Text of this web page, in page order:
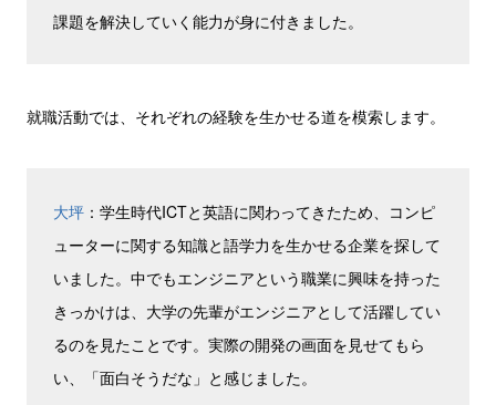
課題を解決していく能力が身に付きました。
就職活動では、それぞれの経験を生かせる道を模索します。
大坪 ：学生時代ICTと英語に関わってきたため、コンピ
ューターに関する知識と語学力を生かせる企業を探して
いました。中でもエンジニアという職業に興味を持った
きっかけは、大学の先輩がエンジニアとして活躍してい
るのを見たことです。実際の開発の画面を見せてもら
い、「面白そうだな」と感じました。